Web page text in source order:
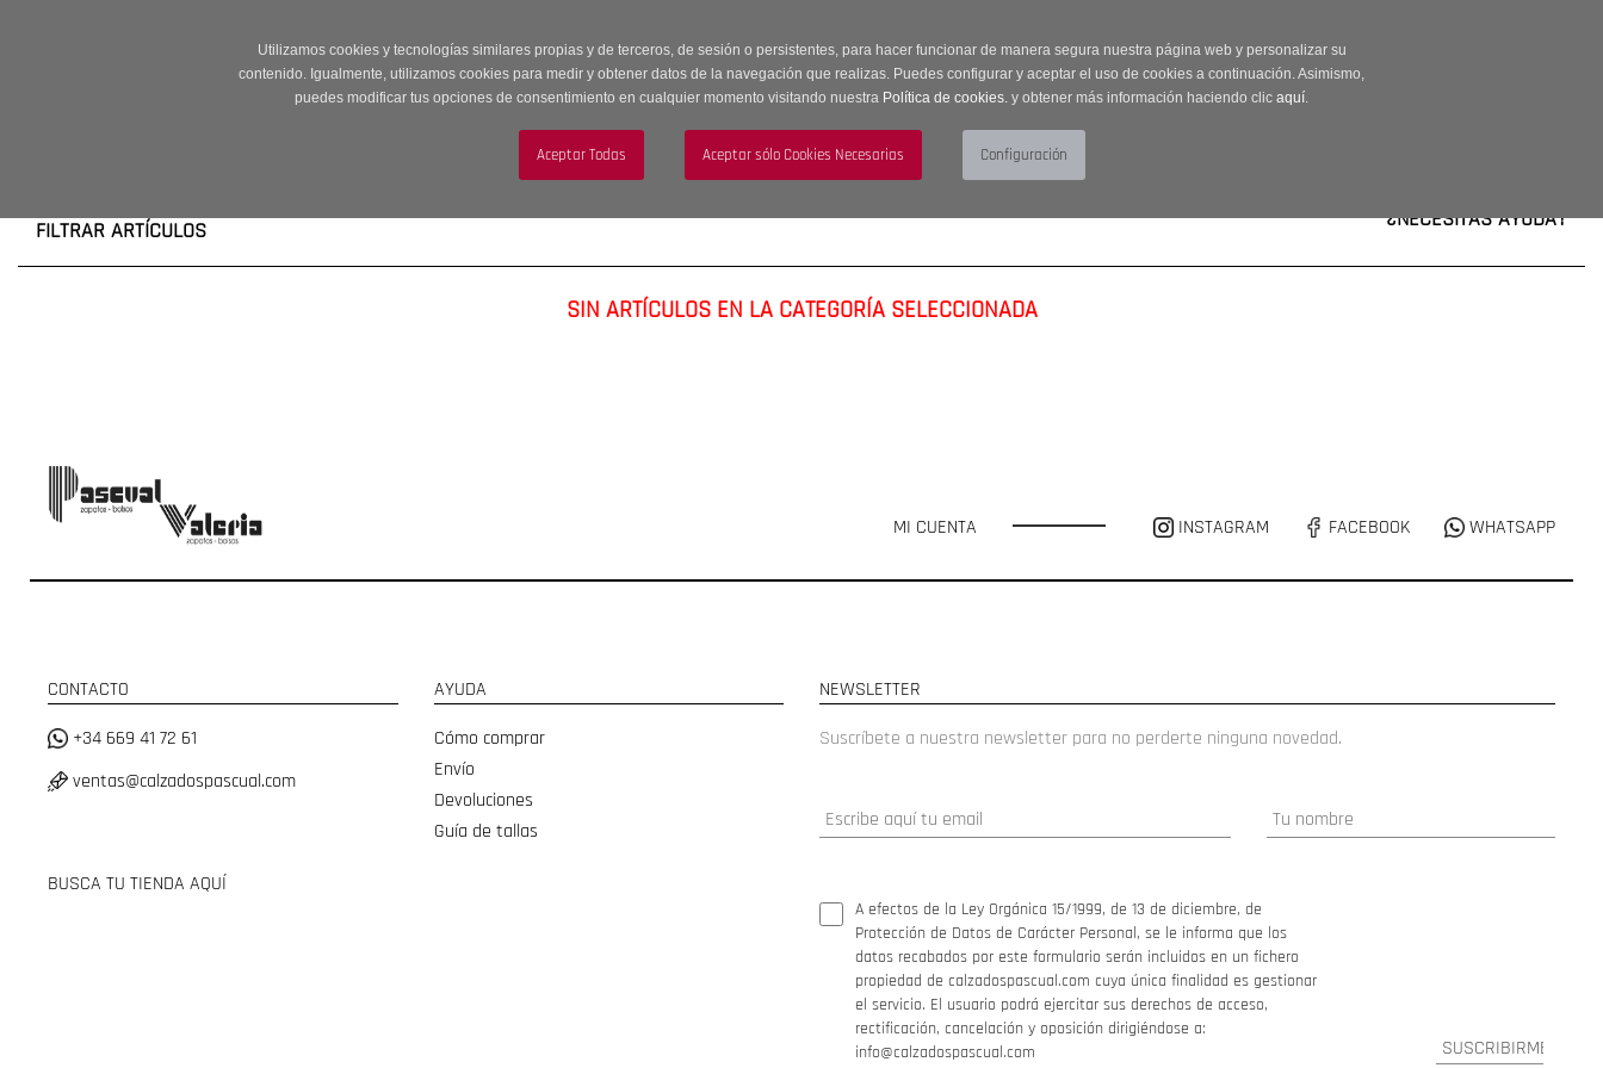
Utilizamos cookies y tecnologías similares propias y de terceros, de sesión o persistentes, para hacer funcionar de manera segura nuestra página web y personalizar su
contenido. Igualmente, utilizamos cookies para medir y obtener datos de la navegación que realizas. Puedes configurar y aceptar el uso de cookies a continuación. Asimismo,
puedes modificar tus opciones de consentimiento en cualquier momento visitando nuestra Política de cookies. y obtener más información haciendo clic aquí.
MUJER HOMBRE ACCESORIOS
FILTRAR ARTÍCULOS ¿NECESITAS AYUDA?
SIN ARTÍCULOS EN LA CATEGORÍA SELECCIONADA
MI CUENTA INSTAGRAM FACEBOOK WHATSAPP
CONTACTO
+34 669 41 72 61
ventas@calzadospascual.com
BUSCA TU TIENDA AQUÍ
AYUDA
Cómo comprar
Envío
Devoluciones
Guía de tallas
NEWSLETTER
Suscríbete a nuestra newsletter para no perderte ninguna novedad.
A efectos de la Ley Orgánica 15/1999, de 13 de diciembre, de
Protección de Datos de Carácter Personal, se le informa que los
datos recabados por este formulario serán incluidos en un fichero
propiedad de calzadospascual.com cuya única finalidad es gestionar
el servicio. El usuario podrá ejercitar sus derechos de acceso,
rectificación, cancelación y oposición dirigiéndose a:
info@calzadospascual.com